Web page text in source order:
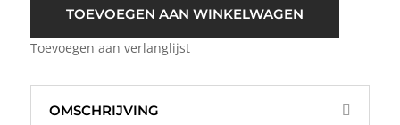
Antraciet
aantal
TOEVOEGEN AAN WINKELWAGEN
Toevoegen aan verlanglijst
OMSCHRIJVING